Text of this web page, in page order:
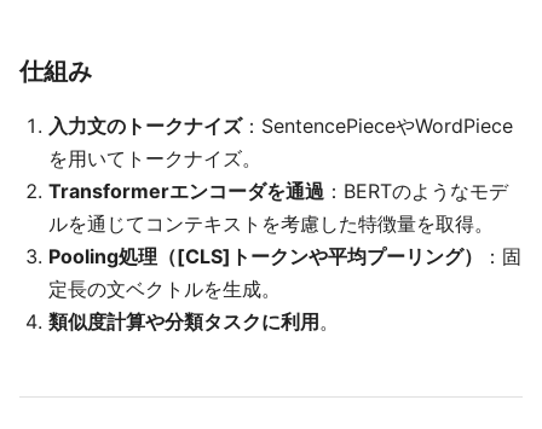
仕組み
入力文のトークナイズ：SentencePieceやWordPiece
を用いてトークナイズ。
Transformerエンコーダを通過 ：BERTのようなモデ
ルを通じてコンテキストを考慮した特徴量を取得。
Pooling処理（[CLS]トークンや平均プーリング）
：固
定長の文ベクトルを生成。
類似度計算や分類タスクに利用 。